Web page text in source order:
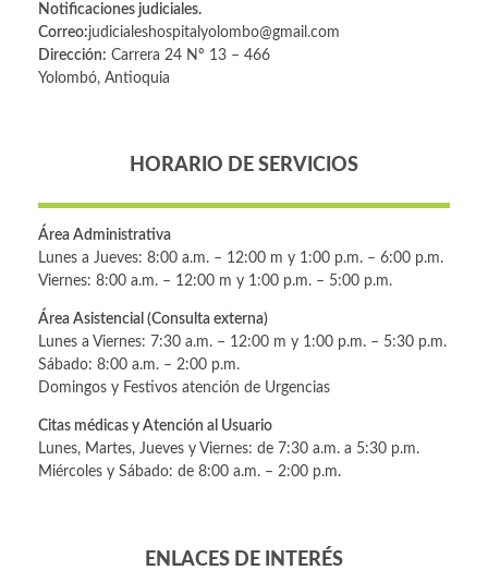
Notificaciones judiciales.
Correo:judicialeshospitalyolombo@gmail.com
Dirección: Carrera 24 Nº 13 – 466
Yolombó, Antioquia
HORARIO DE SERVICIOS
Área Administrativa
Lunes a Jueves: 8:00 a.m. – 12:00 m y 1:00 p.m. – 6:00 p.m.
Viernes: 8:00 a.m. – 12:00 m y 1:00 p.m. – 5:00 p.m.
Área Asistencial (Consulta externa)
Lunes a Viernes: 7:30 a.m. – 12:00 m y 1:00 p.m. – 5:30 p.m.
Sábado: 8:00 a.m. – 2:00 p.m.
Domingos y Festivos atención de Urgencias
Citas médicas y Atención al Usuario
Lunes, Martes, Jueves y Viernes: de 7:30 a.m. a 5:30 p.m.
Miércoles y Sábado: de 8:00 a.m. – 2:00 p.m.
ENLACES DE INTERÉS